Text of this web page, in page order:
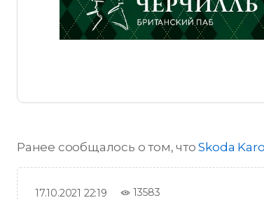
Ранее сообщалось о том, чтоSkoda
17.10.2021 22:19 13583